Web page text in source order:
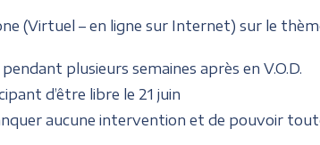
(Virtuel – en ligne sur Internet) sur le
plusieurs semaines après en V.O.D.
d’être libre le 21 juin
aucune intervention et de pouvoir